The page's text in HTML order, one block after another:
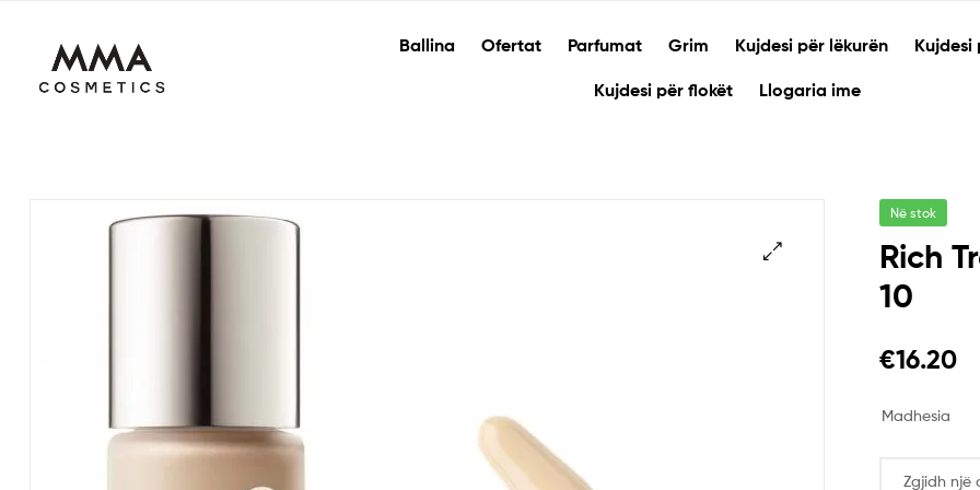
Ballina Ofertat Parfumat Grim Kujdesi për lëkurën Kujdesi
Kujdesi për flokët Llogaria ime
Në stok
Rich
10
€16.20
Madhesia